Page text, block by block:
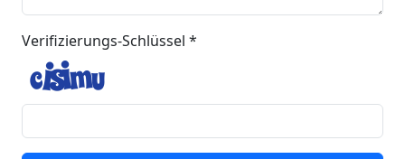
Verifizierungs-Schlüssel *